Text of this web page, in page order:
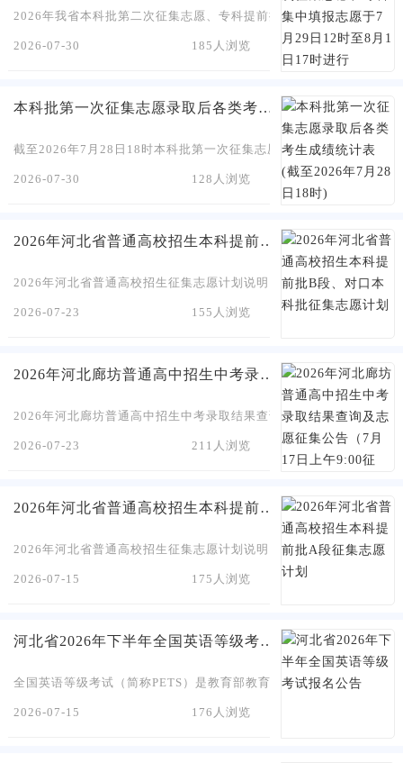
2026年我省本科批第二次征集志愿、专科提前批（定向培养军士院
2026-07-30 185人浏览
本科批第一次征集志愿录取后各类考生成绩统计表(截至2026年7月28日18时)
截至2026年7月28日18时本科批第一次征集志愿录取后的生源情况
2026-07-30 128人浏览
2026年河北省普通高校招生本科提前批B段、对口本科批征集志愿计划
2026年河北省普通高校招生征集志愿计划说明（本科提前批B段、
2026-07-23 155人浏览
2026年河北廊坊普通高中招生中考录取结果查询及志愿征集公告（7月17日上午9:00征集）
2026年河北廊坊普通高中招生中考录取结果查询及志愿征集公告（
2026-07-23 211人浏览
2026年河北省普通高校招生本科提前批A段征集志愿计划
2026年河北省普通高校招生征集志愿计划说明（本科提前批A段）一
2026-07-15 175人浏览
河北省2026年下半年全国英语等级考试报名公告
全国英语等级考试（简称PETS）是教育部教育考试院负责设计并实
2026-07-15 176人浏览